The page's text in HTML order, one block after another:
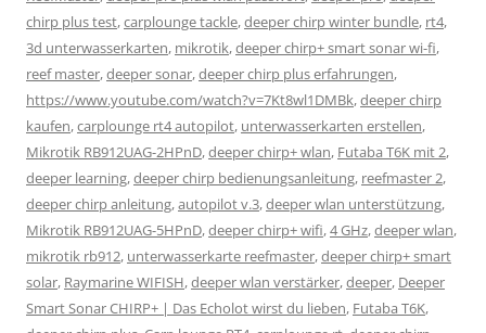
chirp plus test,carplounge tackle,deeper chirp winter bundle, rt4,
3d unterwasserkarten, mikrotik,deeper chirp+ smart sonar wi-fi,
reef master,deeper sonar,deeper chirp plus erfahrungen,
https://www.youtube.com/watch?v=7Kt8wl1DMBk,deeper chirp
kaufen,carplounge rt4 autopilot, unterwasserkarten erstellen,
Mikrotik RB912UAG-2HPnD,deeper chirp+ wlan, Futaba T6K mit 2,
deeper learning,deeper chirp bedienungsanleitung, reefmaster 2,
deeper chirp anleitung,autopilot v.3,deeper wlan unterstützung,
Mikrotik RB912UAG-5HPnD,deeper chirp+ wifi,4 GHz,deeper wlan,
mikrotik rb912, unterwasserkarte reefmaster,deeper chirp+ smart
solar, Raymarine WIFISH,deeper wlan verstärker,deeper, Deeper
Smart Sonar CHIRP+ | Das Echolot wirst du lieben, Futaba T6K,